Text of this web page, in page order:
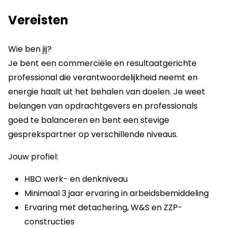
Vereisten
Wie ben jij?
Je bent een commerciële en resultaatgerichte
professional die verantwoordelijkheid neemt en
energie haalt uit het behalen van doelen. Je weet
belangen van opdrachtgevers en professionals
goed te balanceren en bent een stevige
gesprekspartner op verschillende niveaus.
Jouw profiel:
HBO werk- en denkniveau
Minimaal 3 jaar ervaring in arbeidsbemiddeling
Ervaring met detachering, W&S en ZZP-
constructies